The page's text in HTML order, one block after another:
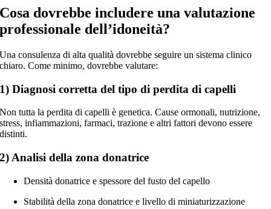
Cosa dovrebbe includere una valutazione
professionale dell’idoneità?
Una consulenza di alta qualità dovrebbe seguire un sistema clinico
chiaro. Come minimo, dovrebbe valutare:
1) Diagnosi corretta del tipo di perdita di capelli
Non tutta la perdita di capelli è genetica. Cause ormonali, nutrizione,
stress, infiammazioni, farmaci, trazione e altri fattori devono essere
distinti.
2) Analisi della zona donatrice
Densità donatrice e spessore del fusto del capello
Stabilità della zona donatrice e livello di miniaturizzazione